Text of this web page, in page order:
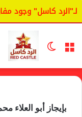
كاسل" وجود
القائمة الوضع المظلم
بإيجاز أبو العلاء